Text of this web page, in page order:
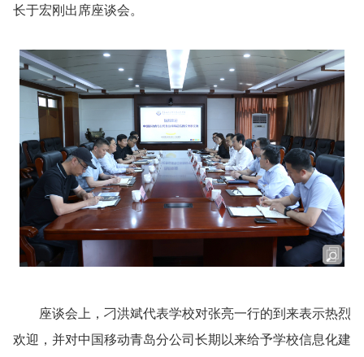
长于宏刚出席座谈会。
座谈会上，刁洪斌代表学校对张亮一行的到来表示热烈
欢迎，并对中国移动青岛分公司长期以来给予学校信息化建